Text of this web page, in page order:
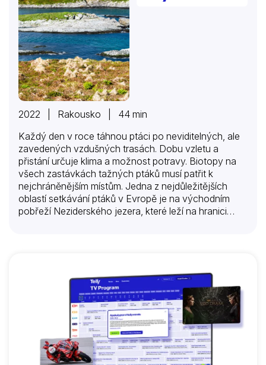
2022 | Rakousko | 44 min
Každý den v roce táhnou ptáci po neviditelných, ale
zavedených vzdušných trasách. Dobu vzletu a
přistání určuje klima a možnost potravy. Biotopy na
všech zastávkách tažných ptáků musí patřit k
nejchráněnějším místům. Jedna z nejdůležitějších
oblastí setkávání ptáků v Evropě je na východním
pobřeží Neziderského jezera, které leží na hranici
skalní. V květnu přilétají z Etoshy v Namibii poštolky
rudonohé. Kvůli půlročnímu pobytu na starém
kontinentě uletí 15 000 km na sever, přes Gibraltar až
do Seewinkelu. Jespáci bojovní na své cestě do
Skandinávie a na…